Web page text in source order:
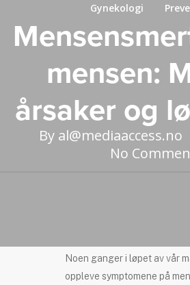
Gynekologi
mensen:
årsaker og
By al@mediaaccess.no
No
Noen ganger i løpet av vår
oppleve symptomene på